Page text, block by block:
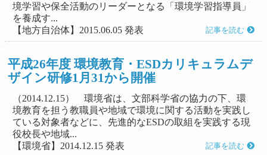
境学習や保全活動のリーダーとなる「環境学習指導員」
を養成す...
【地方自治体】2015.06.05 発表
記事を読む
平成26年度 環境教育・ESDカリキュラムデ
ザイン研修1月31から開催
（2014.12.15） 環境省は、文部科学省の協力の下、環
境教育を担う教職員や地域で環境に関する活動を実践し
ている対象者などに、先進的なESDの取組を実践する現
役校長や地域...
【環境省】2014.12.15 発表
記事を読む